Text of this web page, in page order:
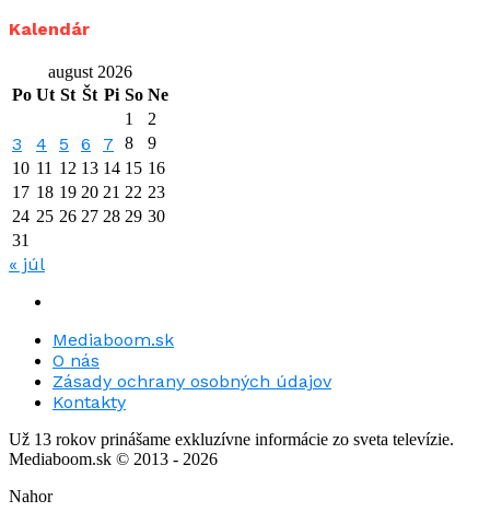
Kalendár
august 2026
Po Ut St Št Pi So Ne
1
2
3 4 5 6 7 8
9
10 11 12 13 14 15 16
17 18 19 20 21 22 23
24 25 26 27 28 29 30
31
« júl
Mediaboom.sk
O nás
Zásady ochrany osobných údajov
Kontakty
Už 13 rokov prinášame exkluzívne informácie zo sveta televízie.
Mediaboom.sk © 2013 - 2026
Nahor